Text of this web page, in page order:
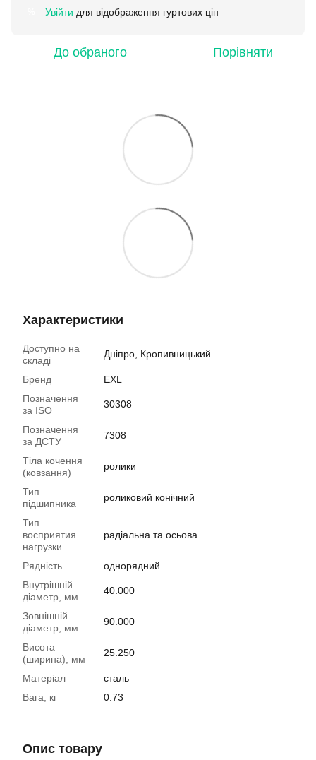
Увійти для відображення гуртових цін
До обраного Порівняти
Характеристики
Доступно на
складі
Дніпро, Кропивницький
Бренд
EXL
Позначення
за ISO
30308
Позначення
за ДСТУ
7308
Тіла кочення
(ковзання)
ролики
Тип
підшипника
роликовий конічний
Тип
восприятия
нагрузки
радіальна та осьова
Рядність
однорядний
Внутрішній
діаметр, мм
40.000
Зовнішній
діаметр, мм
90.000
Висота
(ширина), мм
25.250
Матеріал
сталь
Вага, кг
0.73
Опис товару